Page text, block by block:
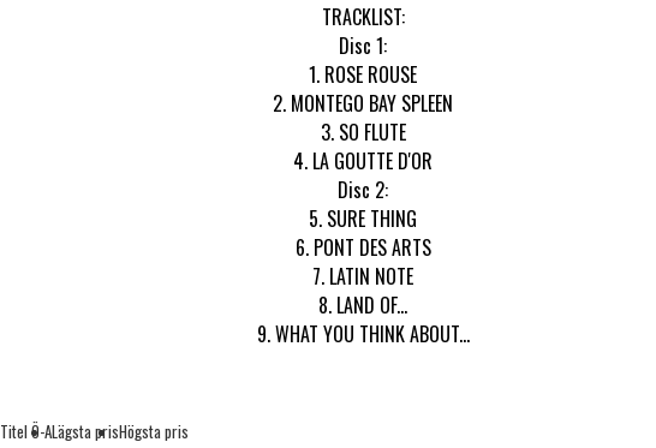
TRACKLIST:
Disc 1:
1. ROSE ROUSE
2. MONTEGO BAY SPLEEN
3. SO FLUTE
4. LA GOUTTE D'OR
Disc 2:
5. SURE THING
6. PONT DES ARTS
7. LATIN NOTE
8. LAND OF...
9. WHAT YOU THINK ABOUT...
Titel Ö-ALägsta prisHögsta pris